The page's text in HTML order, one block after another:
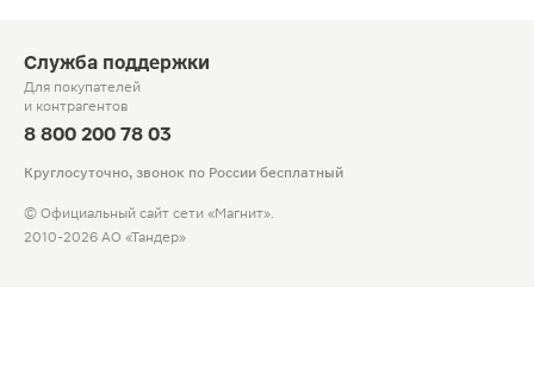
Служба поддержки
Для покупателей
и контрагентов
8 800 200 78 03
Круглосуточно, звонок по России бесплатный
© Официальный сайт сети «Магнит».
2010-2026 АО «Тандер»